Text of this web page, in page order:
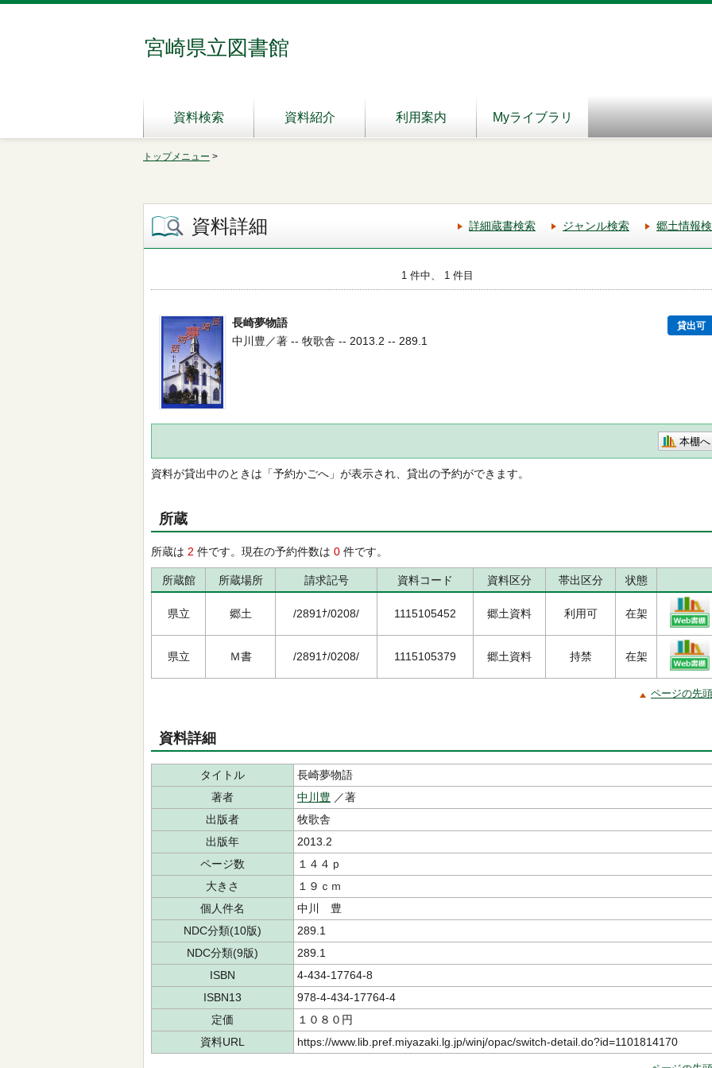
宮崎県立図書館
資料検索 資料紹介 利用案内 Myライブラリ
トップメニュー >
資料詳細 詳細蔵書検索 ジャンル検索 郷土情報
1 件中、 1 件目
長崎夢物語 貸出可
中川豊／著 -- 牧歌舎 -- 2013.2 -- 289.1
本棚へ
資料が貸出中のときは「予約かごへ」が表示され、貸出の予約ができます。
所蔵
所蔵は 2 件です。現在の予約件数は 0 件です。
所蔵館 所蔵場所 請求記号 資料コード 資料区分 帯出区分 状態
県立 郷土 /2891ﾅ/0208/ 1115105452 郷土資料 利用可 在架
県立 Ｍ書 /2891ﾅ/0208/ 1115105379 郷土資料 持禁 在架
ページの先
資料詳細
タイトル
長崎夢物語
著者
中川豊 ／著
出版者
牧歌舎
出版年
2013.2
ページ数
１４４ｐ
大きさ
１９ｃｍ
個人件名
中川 豊
NDC分類(10版)
289.1
NDC分類(9版)
289.1
ISBN
4-434-17764-8
ISBN13
978-4-434-17764-4
定価
１０８０円
資料URL
https://www.lib.pref.miyazaki.lg.jp/winj/opac/switch-detail.do?id=1101814170